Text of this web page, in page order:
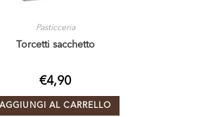
Pasticceria
Torcetti sacchetto
€4,90
AGGIUNGI AL CARRELLO